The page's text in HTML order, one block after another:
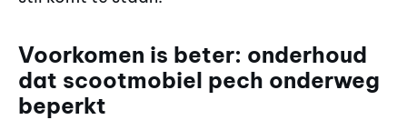
Voorkomen is beter: onderhoud
dat scootmobiel pech onderweg
beperkt